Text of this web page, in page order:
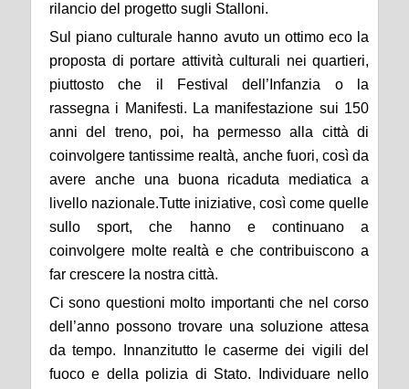
rilancio del progetto sugli Stalloni.
Sul piano culturale hanno avuto un ottimo eco la
proposta di portare attività culturali nei quartieri,
piuttosto che il Festival dell’Infanzia o la
rassegna i Manifesti. La manifestazione sui 150
anni del treno, poi, ha permesso alla città di
coinvolgere tantissime realtà, anche fuori, così da
avere anche una buona ricaduta mediatica a
livello nazionale.Tutte iniziative, così come quelle
sullo sport, che hanno e continuano a
coinvolgere molte realtà e che contribuiscono a
far crescere la nostra città.
Ci sono questioni molto importanti che nel corso
dell’anno possono trovare una soluzione attesa
da tempo. Innanzitutto le caserme dei vigili del
fuoco e della polizia di Stato. Individuare nello